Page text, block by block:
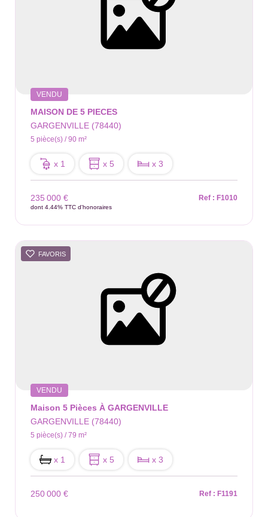
VENDU
MAISON DE 5 PIECES
GARGENVILLE (78440)
5 pièce(s) / 90 m²
x 1 x 5 x 3
235 000 €
dont 4.44% TTC d'honoraires
Ref : F1010
FAVORIS
VENDU
Maison 5 Pièces À GARGENVILLE
GARGENVILLE (78440)
5 pièce(s) / 79 m²
x 1 x 5 x 3
250 000 € Ref : F1191